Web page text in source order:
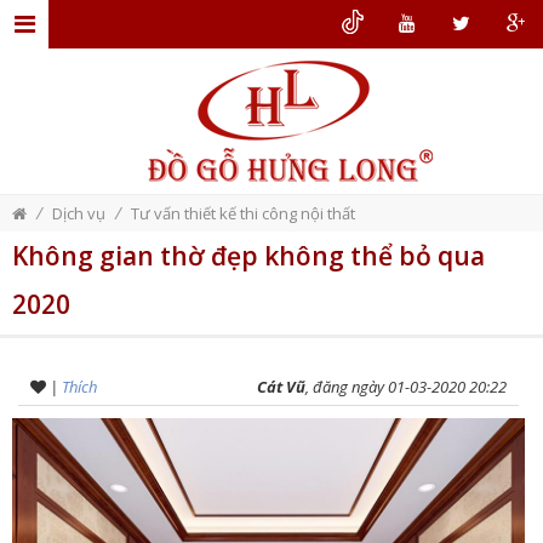
ĐỒ
GỖ
NỘI
THIẾT
KẾ
NỘI
THẤT
DỊCH
/ Dịch vụ / Tư vấn thiết kế thi công nội thất
Không gian thờ đẹp không thể bỏ qua
2020
| Thích Cát Vũ, đăng ngày 01-03-2020 20:22